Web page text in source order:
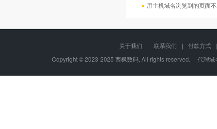
用主机域名浏览到的页面
关于我们 | 联系我们 | 付款方式
|
Copyright © 2023-2025 西枫数码, All rights reserved. 代理